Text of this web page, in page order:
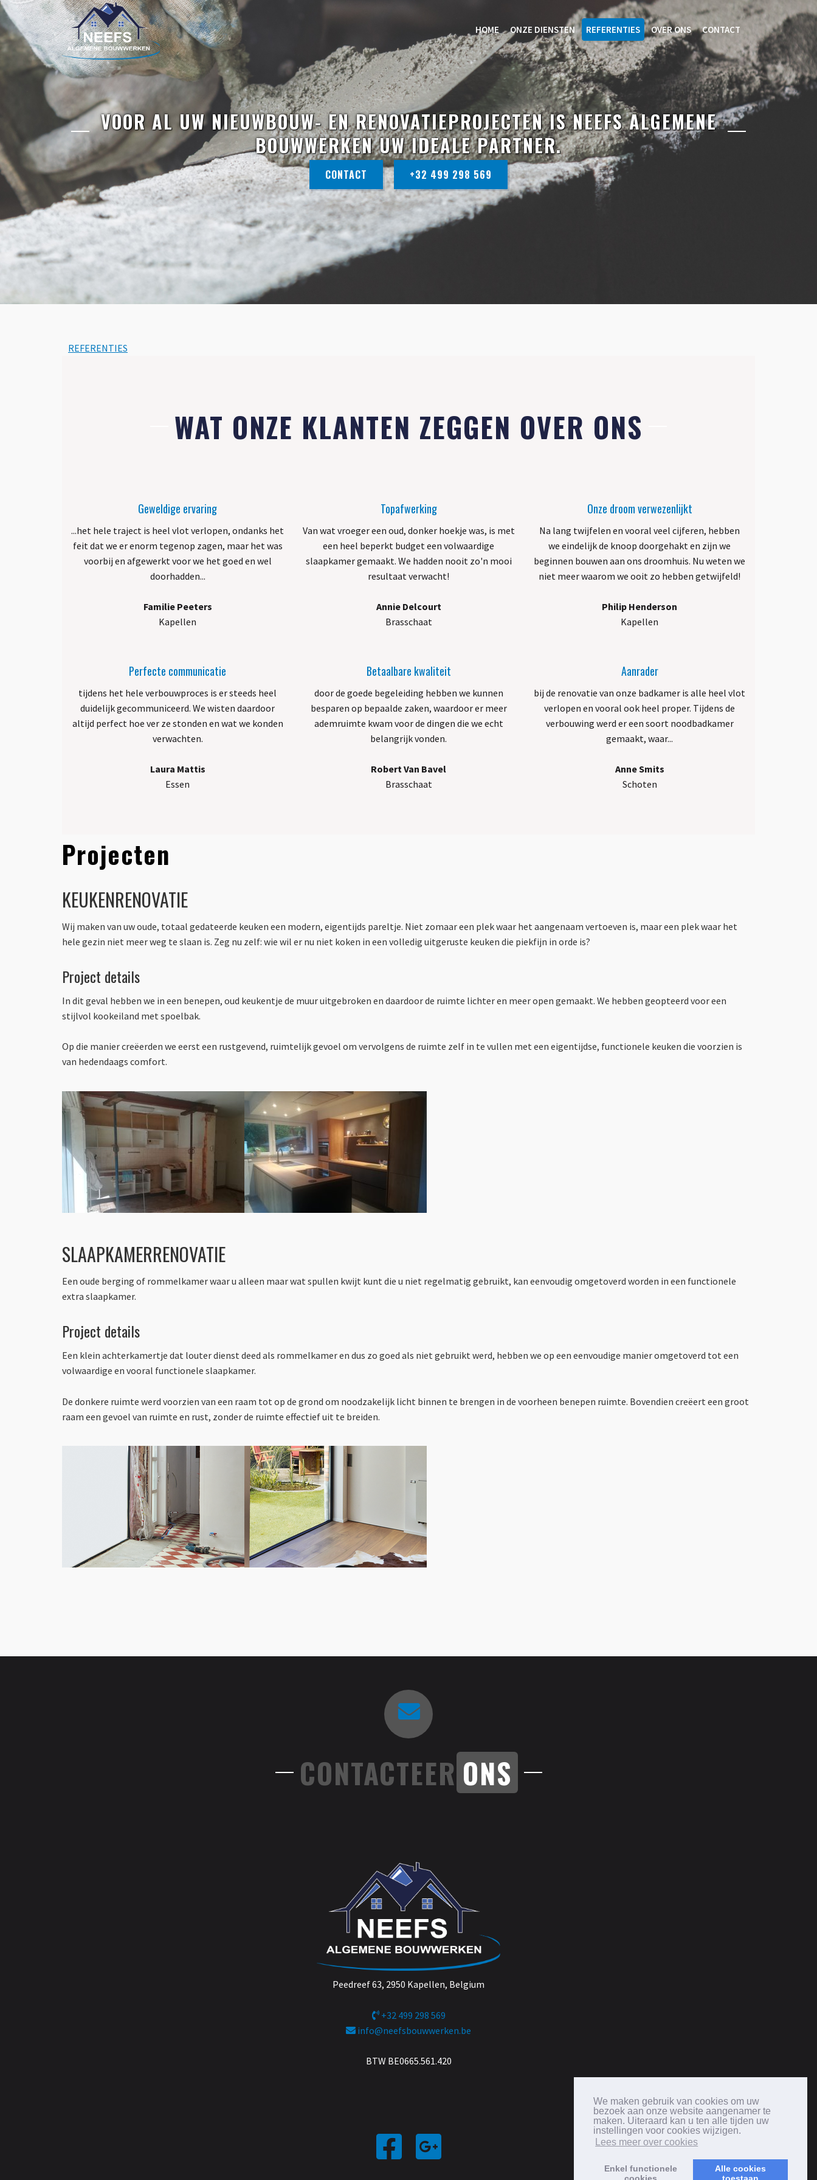
We maken gebruik van cookies om uw
bezoek aan onze website aangenamer te
maken. Uiteraard kan u ten alle tijden uw
instellingen voor cookies wijzigen.
Lees meer over cookies
Enkel functionele
Alle cookies
HOME ONZE DIENSTEN REFERENTIES OVER ONS CONTACT
VOOR AL UW NIEUWBOUW- EN RENOVATIEPROJECTEN IS NEEFS ALGEMENE
BOUWWERKEN UW IDEALE PARTNER.
CONTACT +32 499 298 569
REFERENTIES
WAT ONZE KLANTEN ZEGGEN OVER ONS
Geweldige ervaring
...het hele traject is heel vlot verlopen, ondanks het
feit dat we er enorm tegenop zagen, maar het was
voorbij en afgewerkt voor we het goed en wel
doorhadden...
Familie Peeters
Kapellen
Topafwerking
Van wat vroeger een oud, donker hoekje was, is met
een heel beperkt budget een volwaardige
slaapkamer gemaakt. We hadden nooit zo'n mooi
resultaat verwacht!
Annie Delcourt
Brasschaat
Onze droom verwezenlijkt
Na lang twijfelen en vooral veel cijferen, hebben
we eindelijk de knoop doorgehakt en zijn we
beginnen bouwen aan ons droomhuis. Nu weten we
niet meer waarom we ooit zo hebben getwijfeld!
Philip Henderson
Kapellen
Perfecte communicatie
tijdens het hele verbouwproces is er steeds heel
duidelijk gecommuniceerd. We wisten daardoor
altijd perfect hoe ver ze stonden en wat we konden
verwachten.
Laura Mattis
Essen
Betaalbare kwaliteit
door de goede begeleiding hebben we kunnen
besparen op bepaalde zaken, waardoor er meer
ademruimte kwam voor de dingen die we echt
belangrijk vonden.
Robert Van Bavel
Brasschaat
Aanrader
bij de renovatie van onze badkamer is alle heel vlot
verlopen en vooral ook heel proper. Tijdens de
verbouwing werd er een soort noodbadkamer
gemaakt, waar...
Anne Smits
Schoten
Projecten
KEUKENRENOVATIE
Wij maken van uw oude, totaal gedateerde keuken een modern, eigentijds pareltje. Niet zomaar een plek waar het aangenaam vertoeven is, maar een plek waar het
hele gezin niet meer weg te slaan is. Zeg nu zelf: wie wil er nu niet koken in een volledig uitgeruste keuken die piekfijn in orde is?
Project details
In dit geval hebben we in een benepen, oud keukentje de muur uitgebroken en daardoor de ruimte lichter en meer open gemaakt. We hebben geopteerd voor een
stijlvol kookeiland met spoelbak.
Op die manier creëerden we eerst een rustgevend, ruimtelijk gevoel om vervolgens de ruimte zelf in te vullen met een eigentijdse, functionele keuken die voorzien is
van hedendaags comfort.
SLAAPKAMERRENOVATIE
Een oude berging of rommelkamer waar u alleen maar wat spullen kwijt kunt die u niet regelmatig gebruikt, kan eenvoudig omgetoverd worden in een functionele
extra slaapkamer.
Project details
Een klein achterkamertje dat louter dienst deed als rommelkamer en dus zo goed als niet gebruikt werd, hebben we op een eenvoudige manier omgetoverd tot een
volwaardige en vooral functionele slaapkamer.
De donkere ruimte werd voorzien van een raam tot op de grond om noodzakelijk licht binnen te brengen in de voorheen benepen ruimte. Bovendien creëert een groot
raam een gevoel van ruimte en rust, zonder de ruimte effectief uit te breiden.
CONTACTEER ONS
Peedreef 63, 2950 Kapellen, Belgium
+32 499 298 569
info@neefsbouwwerken.be
BTW BE0665.561.420